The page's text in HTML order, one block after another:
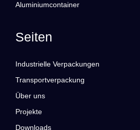
Aluminiumcontainer
Seiten
Industrielle Verpackungen
Transportverpackung
Über uns
Projekte
Downloads